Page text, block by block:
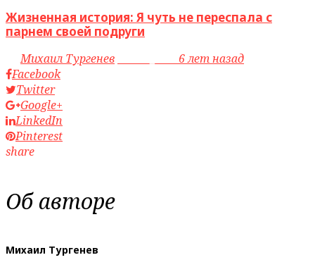
Жизненная история: Я чуть не переспала с
парнем своей подруги
byМихаил Тургенев
6 лет назад
Facebook
Twitter
Google+
LinkedIn
Pinterest
share
Об авторе
Михаил Тургенев